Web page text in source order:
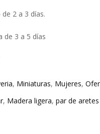
2 a 3 días.
de 3 a 5 días
, Miniaturas, Mujeres,
, Madera ligera, par de aretes